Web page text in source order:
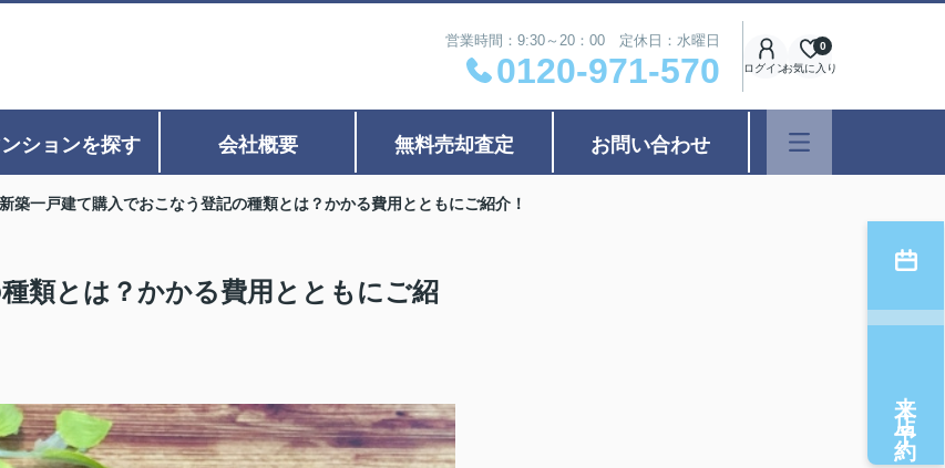
営業時間：9:30～20：00 定休日：水曜日
0120-971-570 ログインお気に入り
0
ションを探す 会社概要 無料売却査定 お問い合わせ
新築一戸建て購入でおこなう登記の種類とは？かかる費用とともにご紹介！
類とは？かかる費用とともにご紹
来店予約